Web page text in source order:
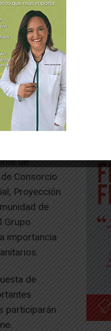
RN de
culturales, de
jornadas que,
de la
esencial
sanitaria y
de
Consorcio
Proyección
de
Grupo
importancia
de
participarán